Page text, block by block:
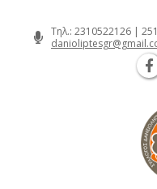
Τηλ.: 2310522126 |